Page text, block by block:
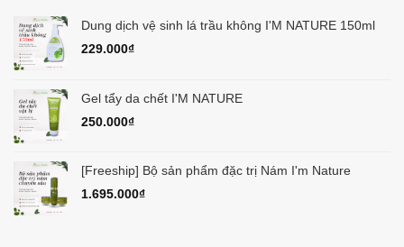
Dung dịch vệ sinh lá trầu không I'M NATURE 150ml
229.000₫
Gel tẩy da chết I'M NATURE
250.000₫
[Freeship] Bộ sản phẩm đặc trị Nám I'm Nature
1.695.000₫